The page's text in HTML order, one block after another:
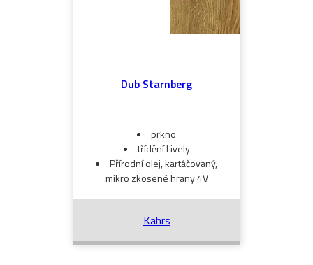
Dub Starnberg
prkno
třídění Lively
Přírodní olej, kartáčovaný,
mikro zkosené hrany 4V
Kährs